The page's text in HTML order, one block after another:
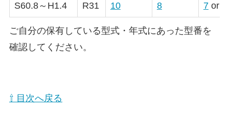
S60.8～H1.4 R31 10 8 7or
ご自分の保有している型式・年式にあった型番を
確認してください。
⇧ 目次へ戻る